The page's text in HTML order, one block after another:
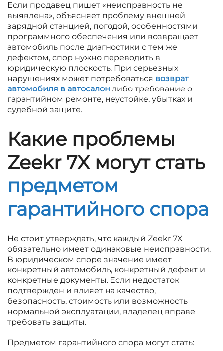
Если продавец пишет «неисправность не
выявлена», объясняет проблему внешней
зарядной станцией, погодой, особенностями
программного обеспечения или возвращает
автомобиль после диагностики с тем же
дефектом, спор нужно переводить в
юридическую плоскость. При серьезных
нарушениях может потребоваться возврат
автомобиля в автосалон либо требование о
гарантийном ремонте, неустойке, убытках и
судебной защите.
Какие проблемы
Zeekr 7X могут стать
предметом
гарантийного спора
Не стоит утверждать, что каждый Zeekr 7X
обязательно имеет одинаковые неисправности.
В юридическом споре значение имеет
конкретный автомобиль, конкретный дефект и
конкретные документы. Если недостаток
подтвержден и влияет на качество,
безопасность, стоимость или возможность
нормальной эксплуатации, владелец вправе
требовать защиты.
Предметом гарантийного спора могут стать: